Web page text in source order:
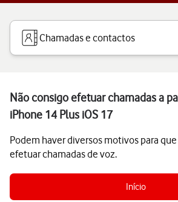
Chamadas e contactos
Não consigo efetuar chamadas a
iPhone 14 Plus iOS 17
Podem haver diversos motivos para
efetuar chamadas de voz.
Início